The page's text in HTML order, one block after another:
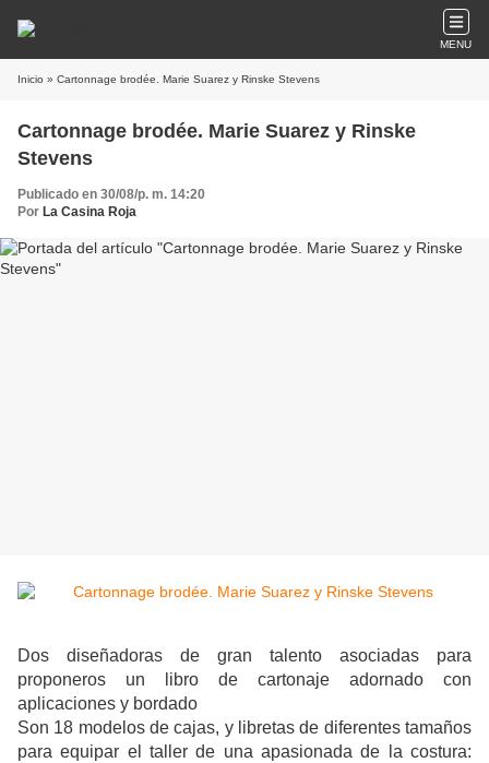
MENU
Inicio » Cartonnage brodée. Marie Suarez y Rinske Stevens
Cartonnage brodée. Marie Suarez y Rinske
Stevens
Publicado en 30/08/p. m. 14:20
Por La Casina Roja
Dos diseñadoras de gran talento asociadas para
proponeros un libro de cartonaje adornado con
aplicaciones y bordado
Son 18 modelos de cajas, y libretas de diferentes tamaños
para equipar el taller de una apasionada de la costura: